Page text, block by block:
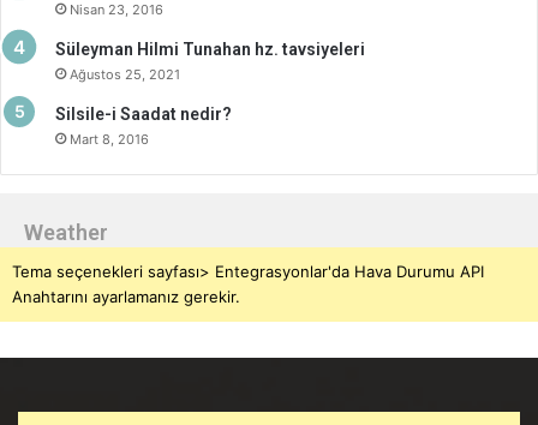
Nisan 23, 2016
Süleyman Hilmi Tunahan hz. tavsiyeleri
Ağustos 25, 2021
Silsile-i Saadat nedir?
Mart 8, 2016
Weather
Tema seçenekleri sayfası> Entegrasyonlar'da Hava Durumu API
Anahtarını ayarlamanız gerekir.